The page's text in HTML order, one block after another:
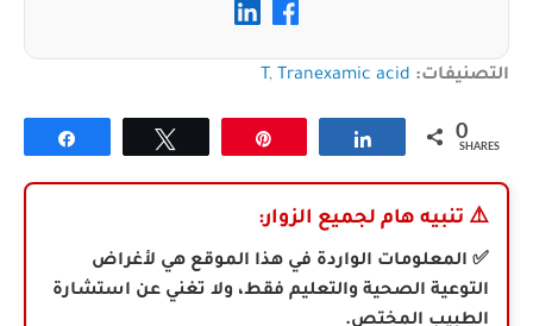
التصنيفات: T, Tranexamic acid
Share 0
SHARES
⚠️ تنبيه هام لجميع الزوار:
✅ المعلومات الواردة في هذا الموقع هي لأغراض
التوعية الصحية والتعليم فقط، ولا تغني عن استشارة
الطبيب المختص.